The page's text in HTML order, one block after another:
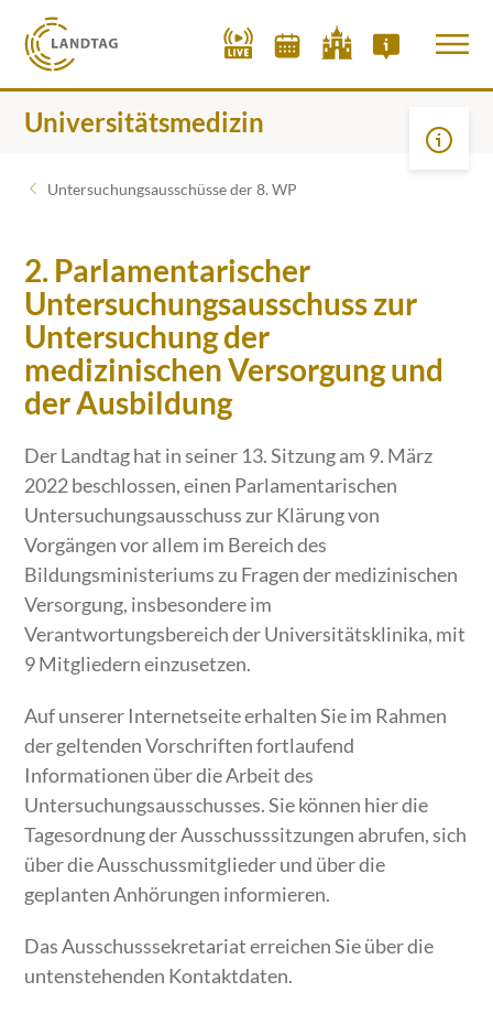
Universitätsmedizin
Untersuchungsausschüsse der 8. WP
2. Parlamentarischer
Untersuchungsausschuss zur
Untersuchung der
medizinischen Versorgung und
der Ausbildung
Der Landtag hat in seiner 13. Sitzung am 9. März
2022 beschlossen, einen Parlamentarischen
Untersuchungsausschuss zur Klärung von
Vorgängen vor allem im Bereich des
Bildungsministeriums zu Fragen der medizinischen
Versorgung, insbesondere im
Verantwortungsbereich der Universitätsklinika, mit
9 Mitgliedern einzusetzen.
Auf unserer Internetseite erhalten Sie im Rahmen
der geltenden Vorschriften fortlaufend
Informationen über die Arbeit des
Untersuchungsausschusses. Sie können hier die
Tagesordnung der Ausschusssitzungen abrufen, sich
über die Ausschussmitglieder und über die
geplanten Anhörungen informieren.
Das Ausschusssekretariat erreichen Sie über die
untenstehenden Kontaktdaten.